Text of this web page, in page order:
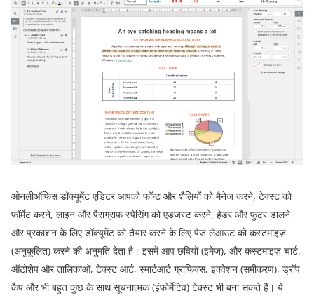
ओनलीऑफिस डॉक्यूमेंट एडिटरआपको फॉन्ट और शैलियों को मैनेज करने, टेक्स्ट को
फॉर्मेट करने, लाइन और पैराग्राफ स्पेसिंग को एडजस्ट करने, हेडर और फुटर डालने
और प्रकाशन के लिए डॉक्यूमेंट को तैयार करने के लिए पेज लेआउट को कस्टमाइज़
(अनुकूलित) करने की अनुमति देता है। इसमें आप छवियों (इमेज), और कस्टमाइज़ चार्ट,
ऑटोशेप और तालिकाओं, टेक्स्ट आर्ट, स्मार्टआर्ट ग्राफिक्स, इक्वेशन (समीकरण), ड्रॉप
कैप और भी बहुत कुछ के साथ सूचनात्मक (इंफोर्मेटिव) टेक्स्ट भी बना सकते हैं। ये